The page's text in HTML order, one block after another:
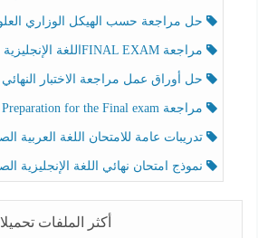
حل مراجعة حسب الهيكل الوزاري العلوم المتكاملة الصف
مراجعة FINAL EXAMاللغة الإنجليزية الصف الخامس الفصل الثالث
حل أوراق عمل مراجعة الاختبار النهائي اللغة
مراجعة Preparation for the Final exam اللغة الإنجليزية الصف الرابع الفصل الثالث
تدريبات عامة للامتحان اللغة العربية الصف
نموذج امتحان نهائي اللغة الإنجليزية الصف
أكثر الملفات تحميلا